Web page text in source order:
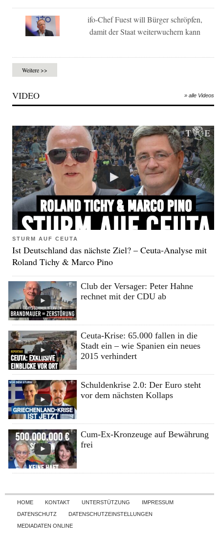
ifo-Chef Fuest will Bürger schröpfen,
damit der Staat weiterwuchern kann
Weitere >>
VIDEO » alle Videos
STURM AUF CEUTA
Ist Deutschland das nächste Ziel? – Ceuta-Analyse mit
Roland Tichy & Marco Pino
Club der Versager: Peter Hahne
rechnet mit der CDU ab
Ceuta-Krise: 65.000 fallen in die
Stadt ein – wie Spanien ein neues
2015 verhindert
Schuldenkrise 2.0: Der Euro steht
vor dem nächsten Kollaps
Cum-Ex-Kronzeuge auf Bewährung
frei
Skip to content
HOME KONTAKT UNTERSTÜTZUNG
IMPRESSUM
DATENSCHUTZ
DATENSCHUTZEINSTELLUNGEN
MEDIADATEN ONLINE